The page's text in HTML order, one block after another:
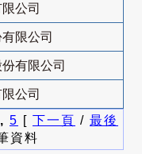
公司
限公司
有限公司
公司
, 5 [ 下一頁 / 最後
資料